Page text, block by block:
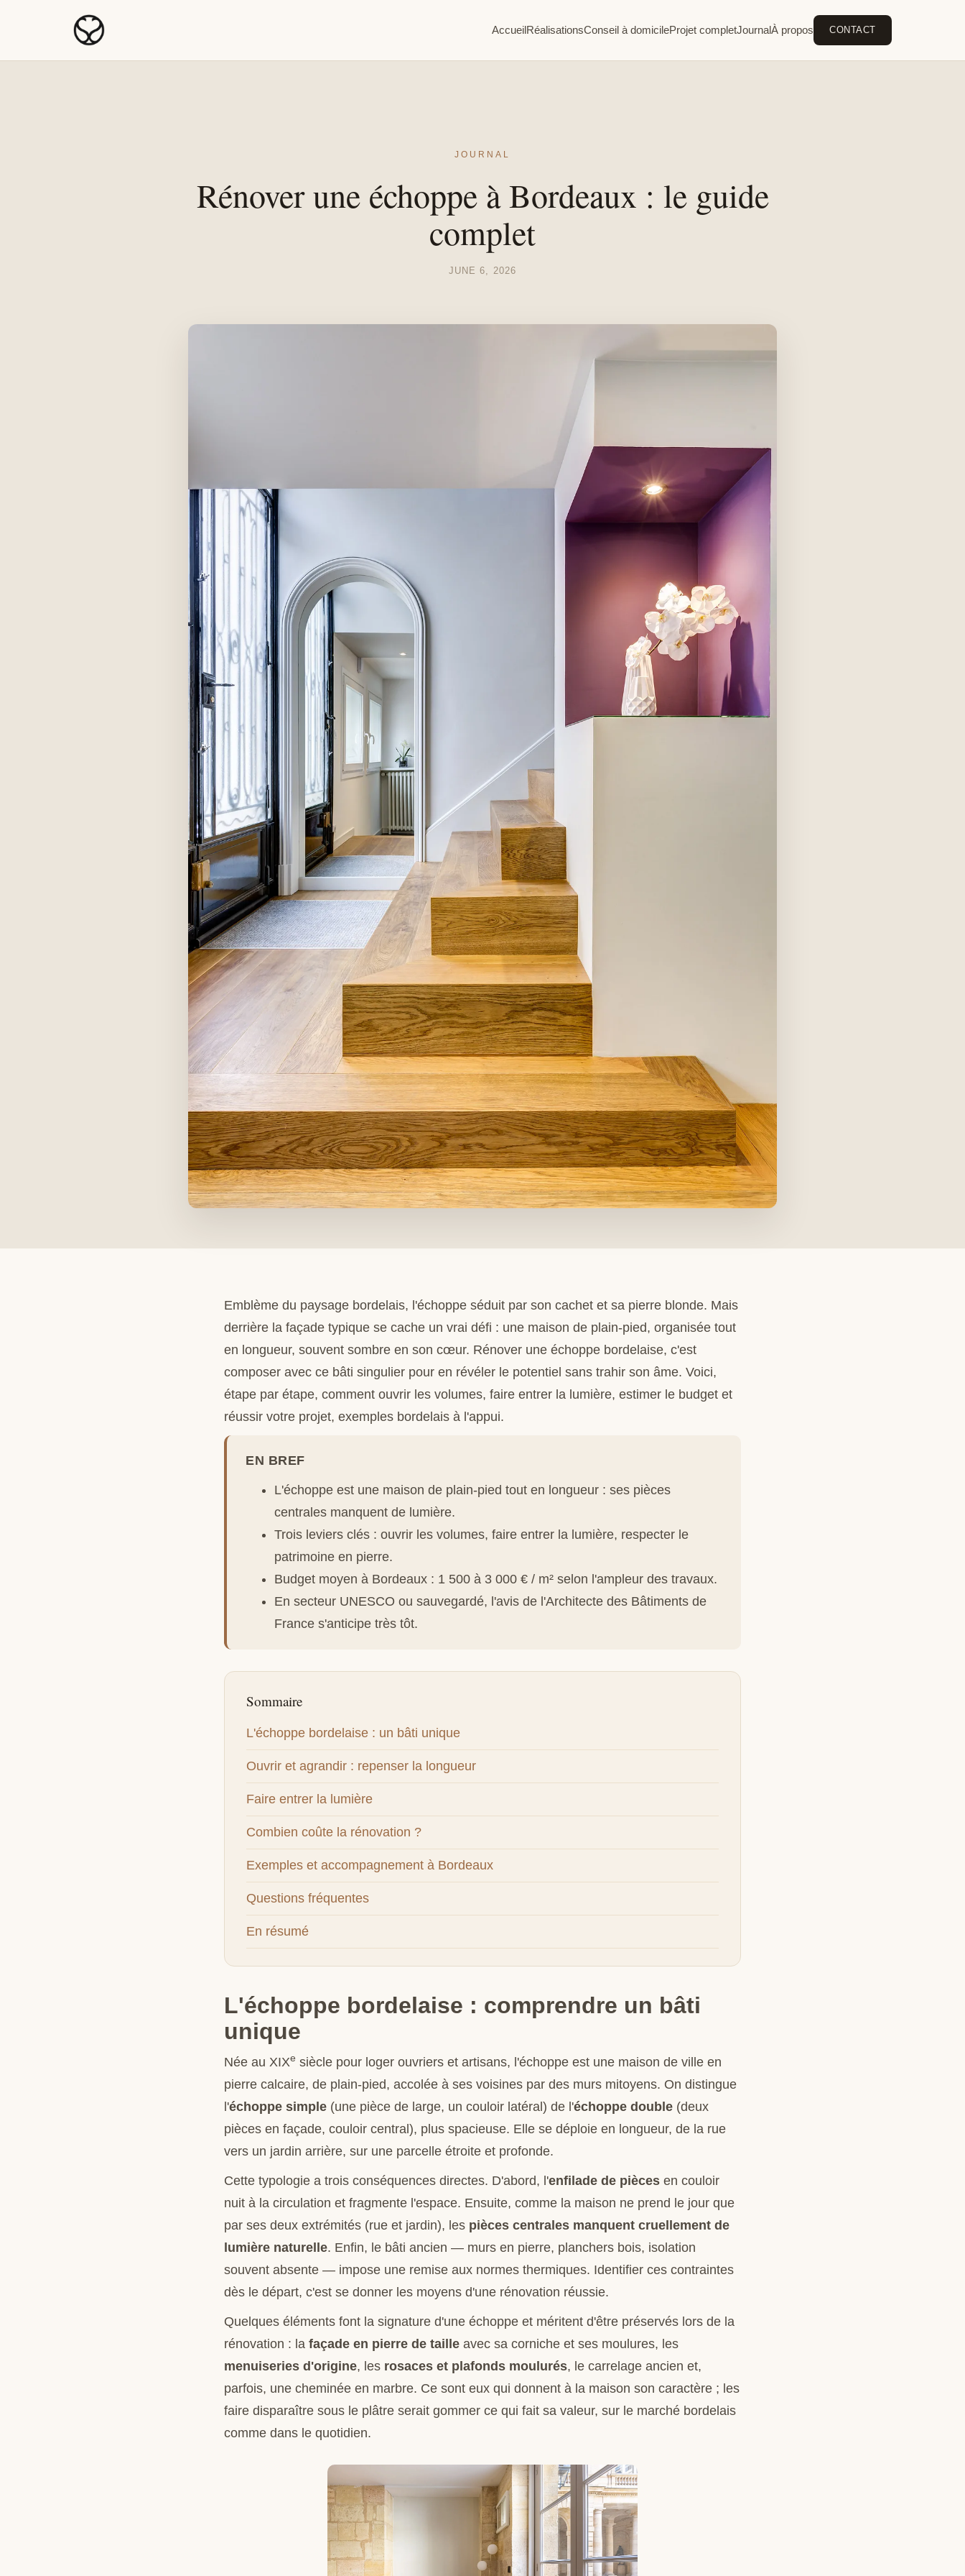
AccueilRéalisationsConseil à domicileProjet completJournalÀ propos CONTACT
JOURNAL
Rénover une échoppe à Bordeaux : le guide
complet
JUNE 6, 2026
Emblème du paysage bordelais, l'échoppe séduit par son cachet et sa pierre blonde. Mais
derrière la façade typique se cache un vrai défi : une maison de plain-pied, organisée tout
en longueur, souvent sombre en son cœur. Rénover une échoppe bordelaise, c'est
composer avec ce bâti singulier pour en révéler le potentiel sans trahir son âme. Voici,
étape par étape, comment ouvrir les volumes, faire entrer la lumière, estimer le budget et
réussir votre projet, exemples bordelais à l'appui.
EN BREF
L'échoppe est une maison de plain-pied tout en longueur : ses pièces
centrales manquent de lumière.
Trois leviers clés : ouvrir les volumes, faire entrer la lumière, respecter le
patrimoine en pierre.
Budget moyen à Bordeaux : 1 500 à 3 000 € / m² selon l'ampleur des travaux.
En secteur UNESCO ou sauvegardé, l'avis de l'Architecte des Bâtiments de
France s'anticipe très tôt.
Sommaire
L'échoppe bordelaise : un bâti unique
Ouvrir et agrandir : repenser la longueur
Faire entrer la lumière
Combien coûte la rénovation ?
Exemples et accompagnement à Bordeaux
Questions fréquentes
En résumé
L'échoppe bordelaise : comprendre un bâti
unique
Née au XIXe siècle pour loger ouvriers et artisans, l'échoppe est une maison de ville en
pierre calcaire, de plain-pied, accolée à ses voisines par des murs mitoyens. On distingue
l'échoppe simple (une pièce de large, un couloir latéral) de l'échoppe double (deux
pièces en façade, couloir central), plus spacieuse. Elle se déploie en longueur, de la rue
vers un jardin arrière, sur une parcelle étroite et profonde.
Cette typologie a trois conséquences directes. D'abord, l'enfilade de pièces en couloir
nuit à la circulation et fragmente l'espace. Ensuite, comme la maison ne prend le jour que
par ses deux extrémités (rue et jardin), les pièces centrales manquent cruellement de
lumière naturelle. Enfin, le bâti ancien — murs en pierre, planchers bois, isolation
souvent absente — impose une remise aux normes thermiques. Identifier ces contraintes
dès le départ, c'est se donner les moyens d'une rénovation réussie.
Quelques éléments font la signature d'une échoppe et méritent d'être préservés lors de la
rénovation : la façade en pierre de taille avec sa corniche et ses moulures, les
menuiseries d'origine, les rosaces et plafonds moulurés, le carrelage ancien et,
parfois, une cheminée en marbre. Ce sont eux qui donnent à la maison son caractère ; les
faire disparaître sous le plâtre serait gommer ce qui fait sa valeur, sur le marché bordelais
comme dans le quotidien.